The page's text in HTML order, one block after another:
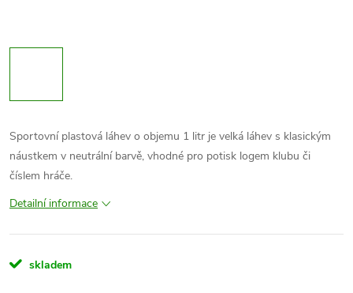
Sportovní plastová láhev o objemu 1 litr je velká láhev s klasickým
náustkem v neutrální barvě, vhodné pro potisk logem klubu či
číslem hráče.
Detailní informace
skladem